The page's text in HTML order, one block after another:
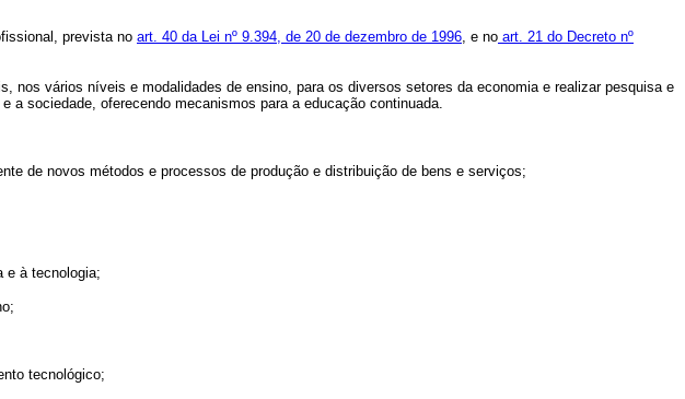
prevista no art. 40 da Lei nº 9.394, de 20 de dezembro de 1996, e no art. 21 do Decreto nº
vários níveis e modalidades de ensino, para os diversos setores da economia e realizar pesquisa e
sociedade, oferecendo mecanismos para a educação continuada.
de novos métodos e processos de produção e distribuição de bens e serviços;
à tecnologia;
tecnológico;